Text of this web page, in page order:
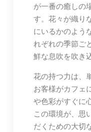
が一番の癒しの
す。花々が織り
にいるかのよう
れぞれの季節ご
鮮な息吹を吹き
花の持つ力は、
お客様がカフェ
や色彩がすぐに
この環境が、思
だくための大切